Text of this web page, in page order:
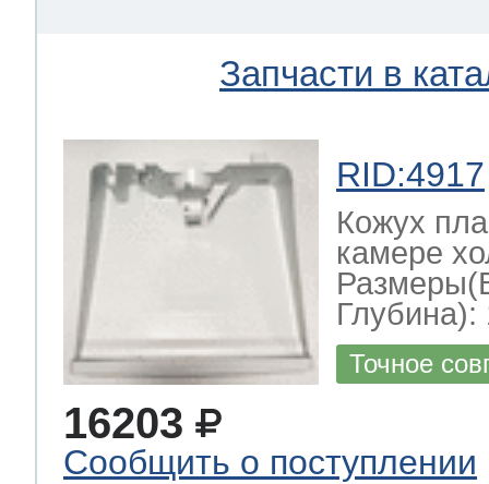
Запчасти в
RID:4917
Кожух
камере
Глубина):
Точное
16203
Сообщить о поступлении